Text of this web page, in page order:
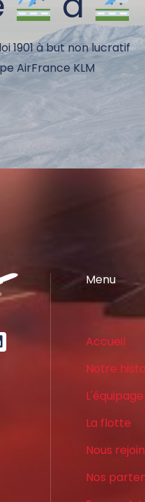
1901 à but non lucratif
AirFrance KLM
Menu
Accueil
Notre
L'équipage
La flotte
Nous
Nos